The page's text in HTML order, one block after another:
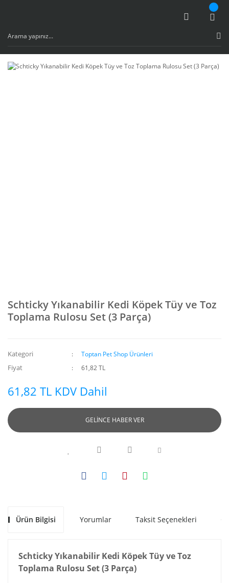
Schticky Yıkanabilir Kedi Köpek Tüy ve Toz
Toplama Rulosu Set (3 Parça)
Kategori Toptan Pet Shop Ürünleri
Fiyat 61,82 TL
61,82 TL KDV Dahil
GELİNCE HABER VER
Ürün Bilgisi Yorumlar Taksit Seçenekleri
Schticky Yıkanabilir Kedi Köpek Tüy ve Toz
Toplama Rulosu Set (3 Parça)